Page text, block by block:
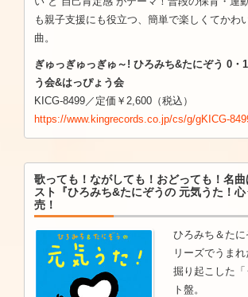
も親子支援にも役立つ、簡単で楽しくてかわ
曲。
ぎゅっぎゅっぎゅ～! ひろみち&たにぞう 0・
う会&はっぴょう会
KICG-8499／定価￥2,600（税込）
https://www.kingrecords.co.jp/cs/g/gKICG-
歌っても！ながしても！おどっても！名
スト『ひろみち&たにぞうの 元気うた！
売！
ひろみち＆た
リーズでうま
掘り起こした
ト盤。